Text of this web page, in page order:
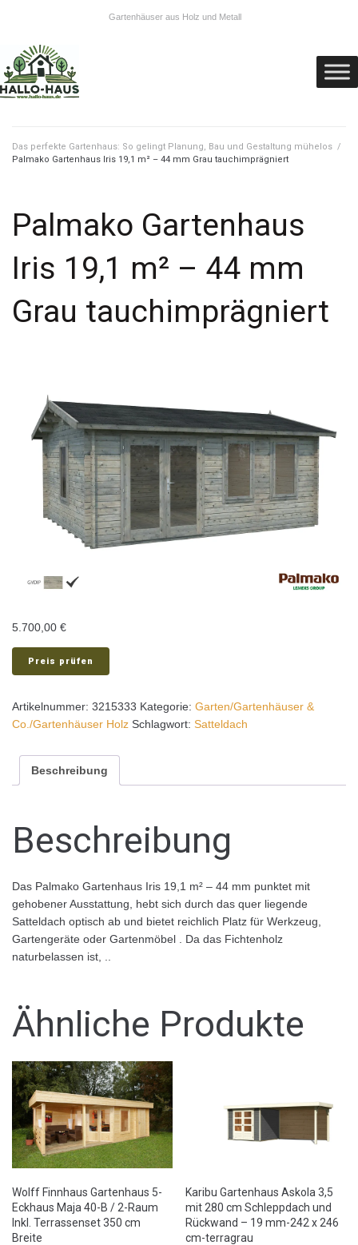
Gartenhäuser aus Holz und Metall
Das perfekte Gartenhaus: So gelingt Planung, Bau und Gestaltung mühelos /
Palmako Gartenhaus Iris 19,1 m² – 44 mm Grau tauchimprägniert
Palmako Gartenhaus
Iris 19,1 m² – 44 mm
Grau tauchimprägniert
5.700,00 €
Preis prüfen
Artikelnummer: 3215333 Kategorie: Garten/Gartenhäuser &
Co./Gartenhäuser Holz Schlagwort: Satteldach
Beschreibung
Beschreibung
Das Palmako Gartenhaus Iris 19,1 m² – 44 mm punktet mit
gehobener Ausstattung, hebt sich durch das quer liegende
Satteldach optisch ab und bietet reichlich Platz für Werkzeug,
Gartengeräte oder Gartenmöbel . Da das Fichtenholz
naturbelassen ist, ..
Ähnliche Produkte
Wolff Finnhaus Gartenhaus 5-
Eckhaus Maja 40-B / 2-Raum
Inkl. Terrassenset 350 cm
Breite
Karibu Gartenhaus Askola 3,5
mit 280 cm Schleppdach und
Rückwand – 19 mm-242 x 246
cm-terragrau